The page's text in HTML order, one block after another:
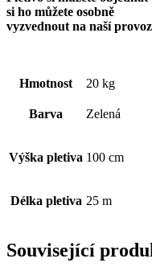
si ho můžete osobně
vyzvednout na naší
Hmotnost 20 kg
Barva Zelená
Výška pletiva 100 cm
Délka pletiva 25 m
Související